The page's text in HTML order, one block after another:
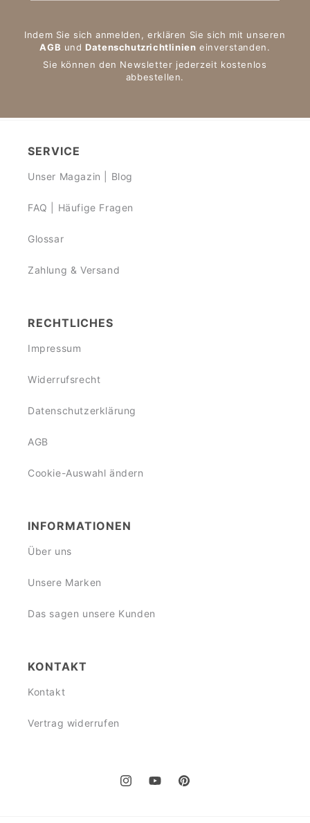
Indem Sie sich anmelden, erklären Sie sich mit unseren
AGB undDatenschutzrichtlinien einverstanden.
Sie können den Newsletter jederzeit kostenlos
abbestellen.
SERVICE
Unser Magazin | Blog
FAQ | Häufige Fragen
Glossar
Zahlung & Versand
RECHTLICHES
Impressum
Widerrufsrecht
Datenschutzerklärung
AGB
Cookie-Auswahl ändern
INFORMATIONEN
Über uns
Unsere Marken
Das sagen unsere Kunden
KONTAKT
Kontakt
Vertrag widerrufen
InstagramYouTubePinterest